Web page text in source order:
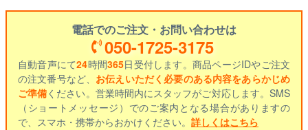
電話でのご注文・お問い合わせは
050-1725-3175
自動音声にて24時間365日受付します。商品ページIDやご注文
の注文番号など、 お伝えいただく必要のある内容をあらかじめ
ご準備ください。営業時間内にスタッフがご対応します。SMS
（ショートメッセージ）でのご案内となる場合がありますの
で、スマホ・携帯からおかけください。 詳しくはこちら